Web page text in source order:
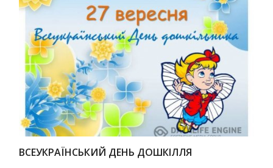
ВСЕУКРАЇНСЬКИЙ ДЕНЬ ДОШКІЛЛЯ